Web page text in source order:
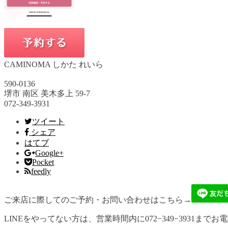
CAMINOMA しかた れいら
590-0136
堺市 南区 美木多上 59-7
072-349-3931
ツイート
シェア
はてブ
Google+
Pocket
feedly
ご来店に際してのご予約・お問い合わせはこちら→
LINEをやってない方は、営業時間内に072−349−3931までお